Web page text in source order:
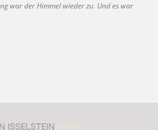
war der Himmel wieder zu. Und es war